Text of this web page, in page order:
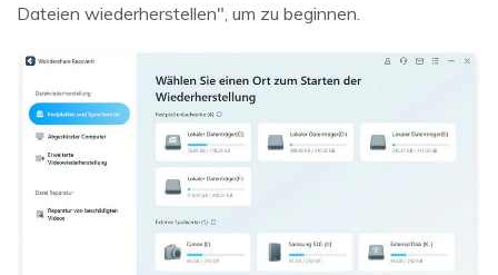
Dateien wiederherstellen", um zu beginnen.